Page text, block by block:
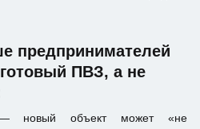
предпринимателей
ПВЗ, а не
— новый объект может «не